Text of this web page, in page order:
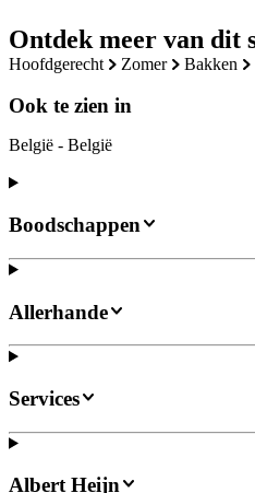
Ontdek meer van dit
hoofdgerecht zomer bakken
Ook te zien in
België - België
Boodschappen
Allerhande
Services
Albert Heijn